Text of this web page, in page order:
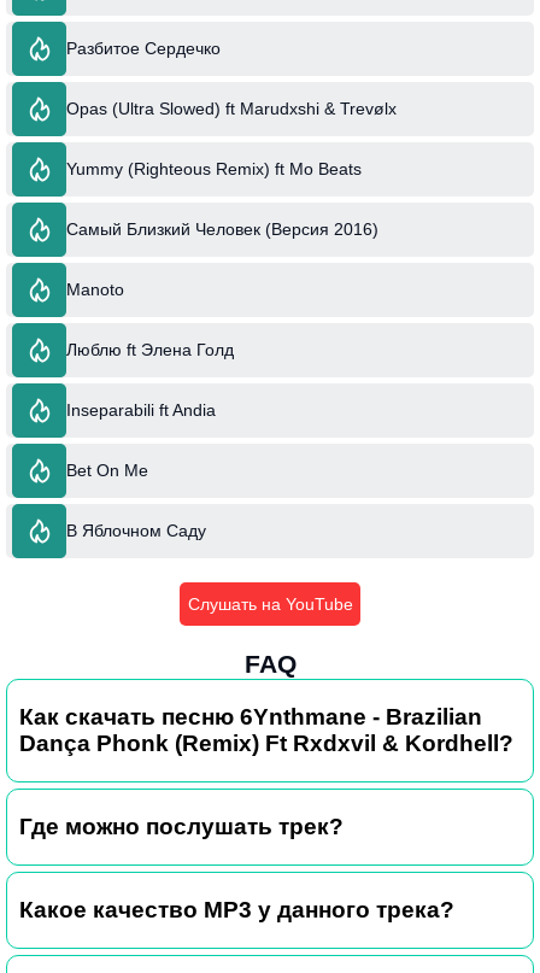
Разбитое Сердечко
Opas (Ultra Slowed) ft Marudxshi & Trevølx
Yummy (Righteous Remix) ft Mo Beats
Самый Близкий Человек (Версия 2016)
Manoto
Люблю ft Элена Голд
Inseparabili ft Andia
Bet On Me
В Яблочном Саду
Слушать на YouTube
FAQ
Как скачать песню 6Ynthmane - Brazilian
Dança Phonk (Remix) Ft Rxdxvil & Kordhell?
Где можно послушать трек?
Какое качество MP3 у данного трека?